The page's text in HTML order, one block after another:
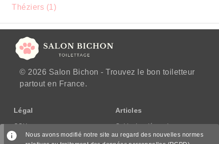
Théziers (1)
© 2026 Salon Bichon - Trouvez le bon toiletteur
partout en France.
Légal
CGU
CGV/CPPS
Articles
Guide des démarches
Nous avons modifié notre site au regard des nouvelles normes